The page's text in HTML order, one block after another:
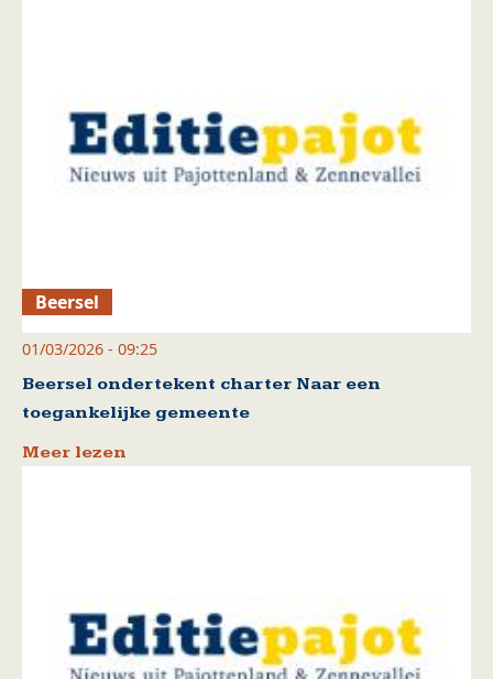
Beersel
01/03/2026 - 09:25
Beersel ondertekent charter Naar een
toegankelijke gemeente
Meer lezen